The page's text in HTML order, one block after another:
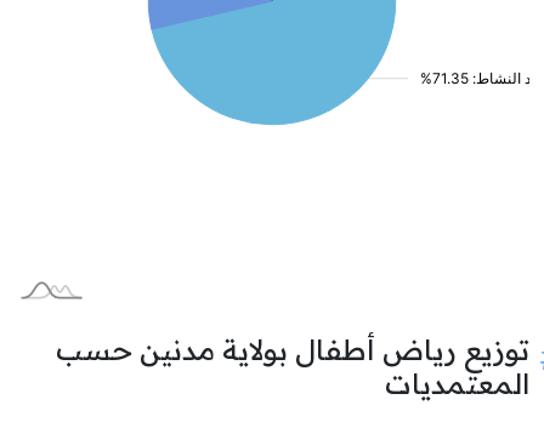
توزيع رياض أطفال بولاية مدنين حسب
المعتمديات